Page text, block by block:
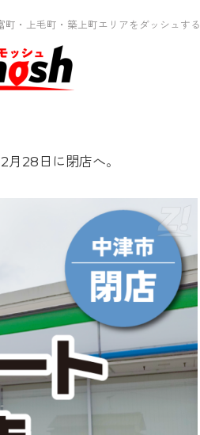
・上毛町・築上町エリアをダッシュする
月28日に閉店へ。